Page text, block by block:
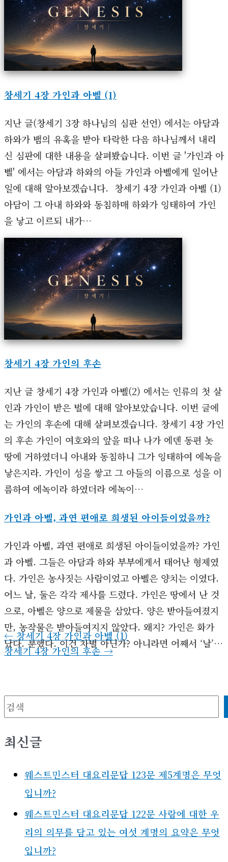
창세기 4장 가인과 아벨 (1)
지난 글(창세기 3장 하나님의 심판 선언) 에서는 아담과
하와가 뱀의 유혹을 받아 타락한 다음 하나님께서 내리
신 심판에 대한 내용을 살펴봤습니다. 이번 글 '가인과 아
벨' 에서는 아담과 하와의 아들 가인과 아벨에게 일어난
일에 대해 알아보겠습니다. 창세기 4장 가인과 아벨 (1)
아담이 그 아내 하와와 동침하매 하와가 잉태하여 가인
을 낳고 이르되 내가…
창세기 4장 가인의 후손
지난 글 창세기 4장 가인과 아벨(2) 에서는 인류의 첫 살
인과 가인이 받은 벌에 대해 알아보았습니다. 이번 글에
는 가인의 후손에 대해 살펴보겠습니다. 창세기 4장 가인
의 후손 가인이 여호와의 앞을 떠나 나가 에덴 동편 놋
땅에 거하였더니 아내와 동침하니 그가 잉태하여 에녹을
낳은지라. 가인이 성을 쌓고 그 아들의 이름으로 성을 이
름하여 에녹이라 하였더라 에녹이…
가인과 아벨, 과연 편애로 희생된 아이들이었을까?
가인과 아벨, 과연 편애로 희생된 아이들이었을까? 가인
과 아벨. 그들은 아담과 하와 부부에게서 태어난 형제였
다. 가인은 농사짓는 사람이었고 아벨은 양치는 이였다.
어느 날, 둘은 각각 제사를 드렸다. 가인은 땅에서 난 것
으로, 아벨은 양으로 제물을 삼았다. 양은 받아들여졌지
만, 농작물은 받아들여지지 않았다. 왜지? 가인은 화가
났다. 분했다. 이건 차별 아닌가? 아니라면 어째서 ‘날’…
←창세기 4장 가인과 아벨 (1)
창세기 4장 가인의 후손 →
검색
최신글
웨스트민스터 대요리문답 123문 제5계명은 무엇
입니까?
웨스트민스터 대요리문답 122문 사람에 대한 우
리의 의무를 담고 있는 여섯 계명의 요약은 무엇
입니까?